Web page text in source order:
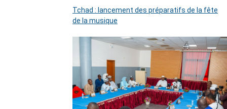
Tchad : lancement des préparatifs de la fête
de la musique